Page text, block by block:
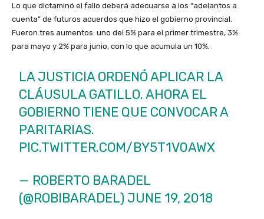
Lo que dictaminó el fallo deberá adecuarse a los “adelantos a
cuenta” de futuros acuerdos que hizo el gobierno provincial.
Fueron tres aumentos: uno del 5% para el primer trimestre, 3%
para mayo y 2% para junio, con lo que acumula un 10%.
LA JUSTICIA ORDENÓ APLICAR LA
CLÁUSULA GATILLO. AHORA EL
GOBIERNO TIENE QUE CONVOCAR A
PARITARIAS.
PIC.TWITTER.COM/BY5T1V0AWX
— ROBERTO BARADEL
(@ROBIBARADEL) JUNE 19, 2018